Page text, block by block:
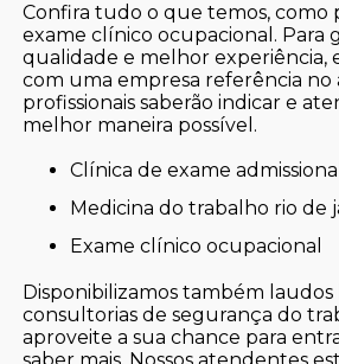
Confira tudo o que temos, como
exame clínico ocupacional. Para
qualidade e melhor experiência,
com uma empresa referência no
profissionais saberão indicar e
melhor maneira possível.
clínica de exame admissional
medicina do trabalho rio de
exame clínico ocupacional
Disponibilizamos também
consultorias de segurança do
aproveite a sua chance para